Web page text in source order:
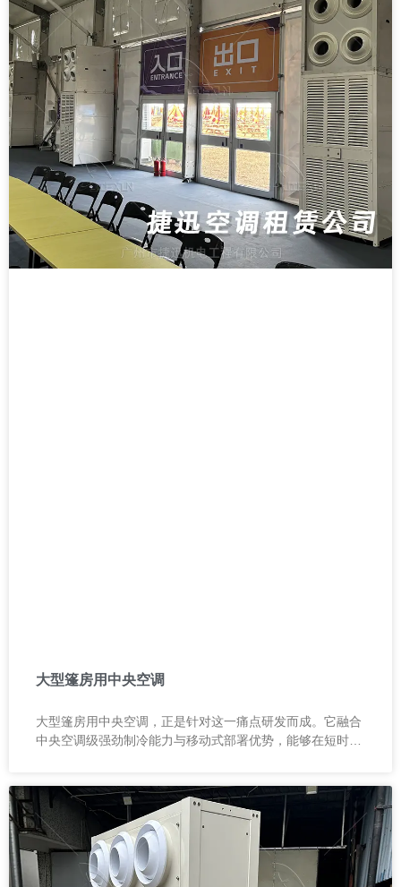
大型篷房用中央空调
大型篷房用中央空调，正是针对这一痛点研发而成。它融合
中央空调级强劲制冷能力与移动式部署优势，能够在短时间